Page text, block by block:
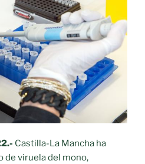
Castilla-La Mancha ha
de viruela del mono,